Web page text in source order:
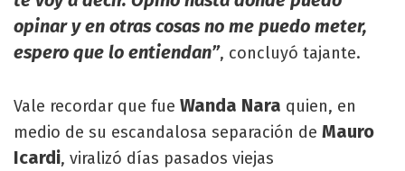
opinar y en otras cosas no me puedo meter,
espero que lo entiendan”, concluyó tajante.
Vale recordar que fue Wanda Nara quien, en
medio de su escandalosa separación de Mauro
Icardi, viralizó días pasados viejas